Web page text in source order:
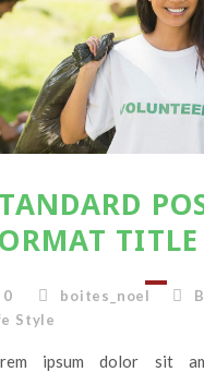
TITLE
0 boites_noel
Style
ipsum dolor sit